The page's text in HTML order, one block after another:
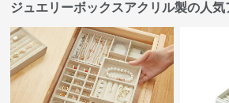
ジュエリーボックスアクリル製の人気